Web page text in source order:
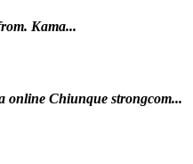
Kama...
online Chiunque strongcom...